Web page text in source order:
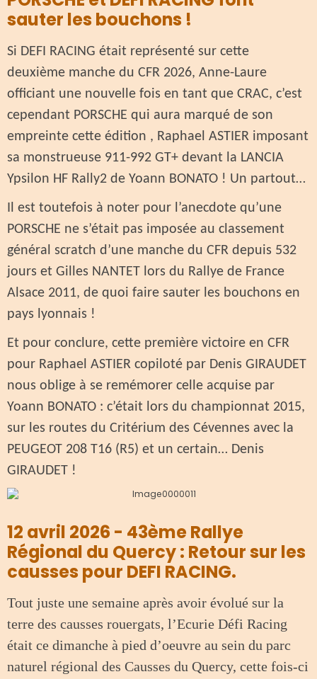
sauter les bouchons !
Si DEFI RACING était représenté sur cette
deuxième manche du CFR 2026, Anne-Laure
officiant une nouvelle fois en tant que CRAC, c’est
cependant PORSCHE qui aura marqué de son
empreinte cette édition , Raphael ASTIER imposant
sa monstrueuse 911-992 GT+ devant la LANCIA
Ypsilon HF Rally2 de Yoann BONATO ! Un partout…
Il est toutefois à noter pour l’anecdote qu’une
PORSCHE ne s’était pas imposée au classement
général scratch d’une manche du CFR depuis 532
jours et Gilles NANTET lors du Rallye de France
Alsace 2011, de quoi faire sauter les bouchons en
pays lyonnais !
Et pour conclure, cette première victoire en CFR
pour Raphael ASTIER copiloté par Denis GIRAUDET
nous oblige à se remémorer celle acquise par
Yoann BONATO : c’était lors du championnat 2015,
sur les routes du Critérium des Cévennes avec la
PEUGEOT 208 T16 (R5) et un certain… Denis
GIRAUDET !
12 avril 2026 - 43ème Rallye
Régional du Quercy : Retour sur les
causses pour DEFI RACING.
Tout juste une semaine après avoir évolué sur la
terre des causses rouergats, l’Ecurie Défi Racing
était ce dimanche à pied d’oeuvre au sein du parc
naturel régional des Causses du Quercy, cette fois-ci